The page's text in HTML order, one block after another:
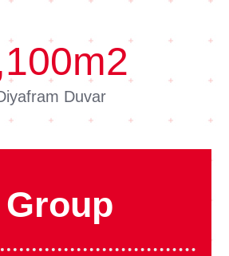
m2
Duvar